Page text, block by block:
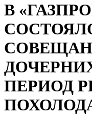
В
ПЕРИОД